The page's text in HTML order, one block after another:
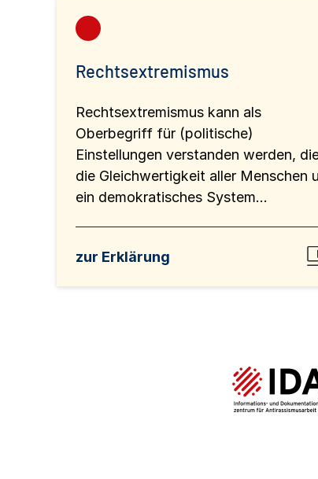
Rechtsextremismus
Rechtsextremismus kann als
Oberbegriff für (politische)
Einstellungen verstanden werden,
die Gleichwertigkeit aller Menschen
ein demokratisches System...
zur Erklärung